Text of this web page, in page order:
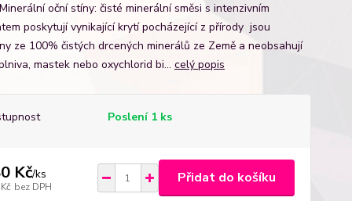
oční stíny: čisté minerální směsi s intenzivním
poskytují vynikající krytí pocházející z přírody jsou
ze 100% čistých drcených minerálů ze Země a neobsahují
mastek nebo oxychlorid bi... celý popis
Poslení 1 ks
Kč/ks
bez DPH
Přidat do košíku